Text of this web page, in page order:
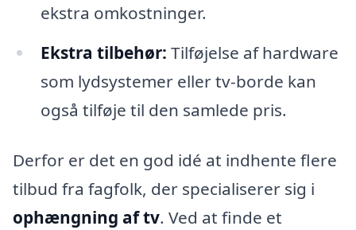
ekstra omkostninger.
Ekstra tilbehør: Tilføjelse af hardware
som lydsystemer eller tv-borde kan
også tilføje til den samlede pris.
Derfor er det en god idé at indhente flere
tilbud fra fagfolk, der specialiserer sig i
ophængning af tv. Ved at finde et